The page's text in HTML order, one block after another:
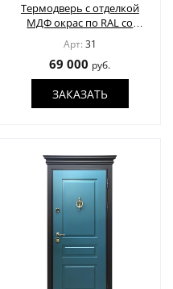
Термодверь с отделкой
МДФ окрас по RAL со
стукалкой
Арт: 31
69 000 руб.
ЗАКАЗАТЬ